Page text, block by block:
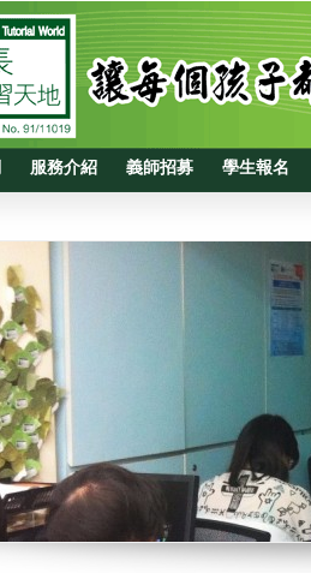
服務介紹 義師招募 學生報名